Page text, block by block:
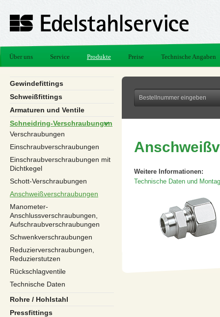
Über uns Service Produkte Preise Technische Angaben
Gewindefittings
Schweißfittings
Armaturen und Ventile
Schneidring-Verschraubungen
Verschraubungen
Einschraubverschraubungen
Einschraubverschraubungen mit
Dichtkegel
Schott-Verschraubungen
Anschweißverschraubungen
Manometer-
Anschlussverschraubungen,
Aufschraubverschraubungen
Schwenkverschraubungen
Reduzierverschraubungen,
Reduzierstutzen
Rückschlagventile
Technische Daten
Rohre / Hohlstahl
Pressfittings
Weitere Informationen:
Technische Daten und